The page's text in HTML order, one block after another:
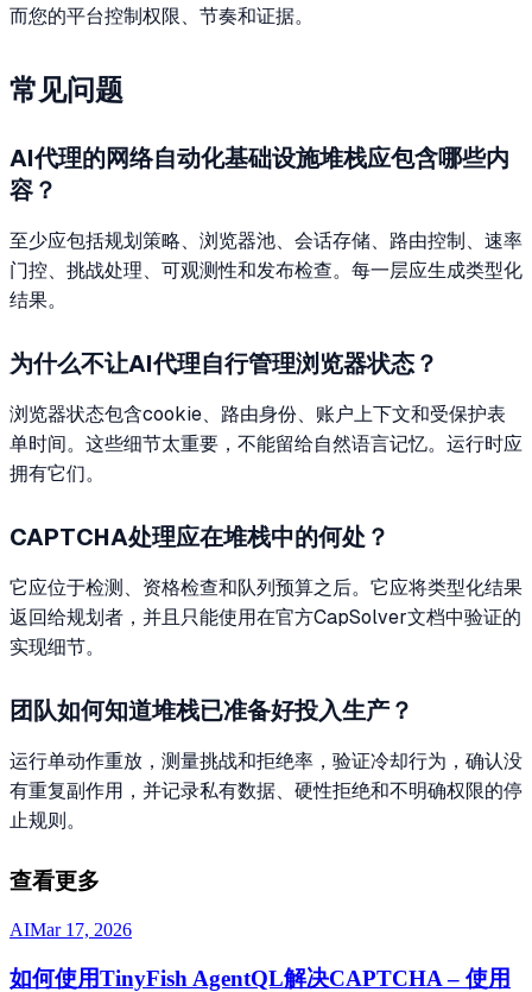
而您的平台控制权限、节奏和证据。
常见问题
AI代理的网络自动化基础设施堆栈应包含哪些内
容？
至少应包括规划策略、浏览器池、会话存储、路由控制、速率
门控、挑战处理、可观测性和发布检查。每一层应生成类型化
结果。
为什么不让AI代理自行管理浏览器状态？
浏览器状态包含cookie、路由身份、账户上下文和受保护表
单时间。这些细节太重要，不能留给自然语言记忆。运行时应
拥有它们。
CAPTCHA处理应在堆栈中的何处？
它应位于检测、资格检查和队列预算之后。它应将类型化结果
返回给规划者，并且只能使用在官方CapSolver文档中验证的
实现细节。
团队如何知道堆栈已准备好投入生产？
运行单动作重放，测量挑战和拒绝率，验证冷却行为，确认没
有重复副作用，并记录私有数据、硬性拒绝和不明确权限的停
止规则。
查看更多
AIMar 17, 2026
如何使用TinyFish AgentQL解决CAPTCHA – 使用